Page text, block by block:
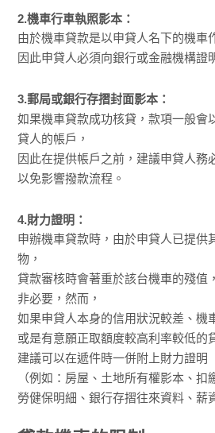
2.機車行車執照影本：
由於機車貸款是以申貸人名下的機車
因此申貸人必須向銀行或金融機構證
3.郵局或銀行存摺封面影本：
如果機車貸款成功核貸，款項一般會
貸人的帳戶，
因此在提供帳戶之前，建議申貸人務
以免影響撥款流程。
4.財力證明：
申辦機車貸款時，由於申貸人已提供
物，
貸款審核時會著重於該台機車的殘值
非必要，然而，
如果申貸人本身的信用狀況較差、機
或是有意願正取額度較高利率較低的
建議可以在遞件時一併附上財力證明
（例如：房屋、土地所有權影本、扣
勞健保明細、銀行存摺往來資料、薪